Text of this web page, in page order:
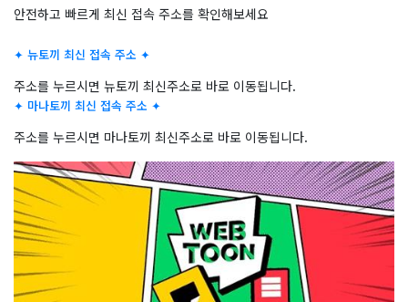
안전하고 빠르게 최신 접속 주소를 확인해보세요
✦ 뉴토끼 최신 접속 주소 ✦
주소를 누르시면 뉴토끼 최신주소로 바로 이동됩니다.
✦ 마나토끼 최신 접속 주소 ✦
주소를 누르시면 마나토끼 최신주소로 바로 이동됩니다.